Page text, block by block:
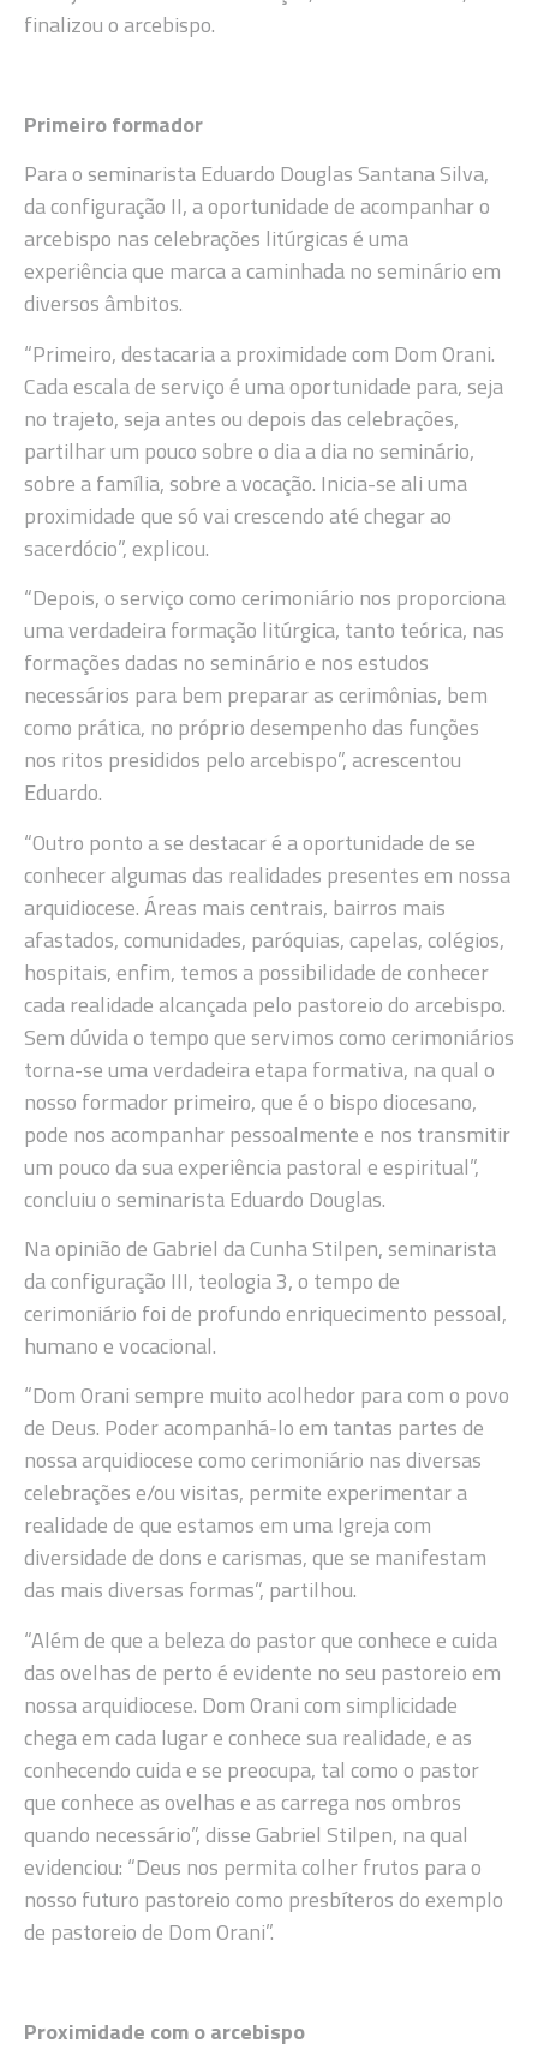
finalizou o arcebispo.
Primeiro formador
Para o seminarista Eduardo Douglas Santana Silva,
da configuração II, a oportunidade de acompanhar o
arcebispo nas celebrações litúrgicas é uma
experiência que marca a caminhada no seminário em
diversos âmbitos.
“Primeiro, destacaria a proximidade com Dom Orani.
Cada escala de serviço é uma oportunidade para, seja
no trajeto, seja antes ou depois das celebrações,
partilhar um pouco sobre o dia a dia no seminário,
sobre a família, sobre a vocação. Inicia-se ali uma
proximidade que só vai crescendo até chegar ao
sacerdócio”, explicou.
“Depois, o serviço como cerimoniário nos proporciona
uma verdadeira formação litúrgica, tanto teórica, nas
formações dadas no seminário e nos estudos
necessários para bem preparar as cerimônias, bem
como prática, no próprio desempenho das funções
nos ritos presididos pelo arcebispo”, acrescentou
Eduardo.
“Outro ponto a se destacar é a oportunidade de se
conhecer algumas das realidades presentes em nossa
arquidiocese. Áreas mais centrais, bairros mais
afastados, comunidades, paróquias, capelas, colégios,
hospitais, enfim, temos a possibilidade de conhecer
cada realidade alcançada pelo pastoreio do arcebispo.
Sem dúvida o tempo que servimos como cerimoniários
torna-se uma verdadeira etapa formativa, na qual o
nosso formador primeiro, que é o bispo diocesano,
pode nos acompanhar pessoalmente e nos transmitir
um pouco da sua experiência pastoral e espiritual”,
concluiu o seminarista Eduardo Douglas.
Na opinião de Gabriel da Cunha Stilpen, seminarista
da configuração III, teologia 3, o tempo de
cerimoniário foi de profundo enriquecimento pessoal,
humano e vocacional.
“Dom Orani sempre muito acolhedor para com o povo
de Deus. Poder acompanhá-lo em tantas partes de
nossa arquidiocese como cerimoniário nas diversas
celebrações e/ou visitas, permite experimentar a
realidade de que estamos em uma Igreja com
diversidade de dons e carismas, que se manifestam
das mais diversas formas”, partilhou.
“Além de que a beleza do pastor que conhece e cuida
das ovelhas de perto é evidente no seu pastoreio em
nossa arquidiocese. Dom Orani com simplicidade
chega em cada lugar e conhece sua realidade, e as
conhecendo cuida e se preocupa, tal como o pastor
que conhece as ovelhas e as carrega nos ombros
quando necessário”, disse Gabriel Stilpen, na qual
evidenciou: “Deus nos permita colher frutos para o
nosso futuro pastoreio como presbíteros do exemplo
de pastoreio de Dom Orani”.
Proximidade com o arcebispo